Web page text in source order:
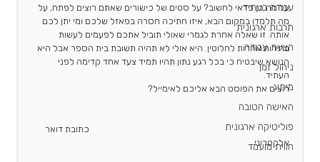
עבודה בעתיד
תרבות ארגונית
הצעת עבודה
ניהול זמן
מיתוג
האישה הטובה
פוליטיקה ארגונית
חווית מועמד
על מה כן כדאי לחשוב? על סטים של כישורים שאתם רוצים לפתח, על
מה תלמדו במקום הבא, איזו חתיכה חסרה בפאזל שלכם ומי יתן לכם
אותה. זו שאלה אחרת לגמרי שאולי תוביל אתכם לפעמים לעשות
בחירות אחרות לחלוטין. היא אולי לא תהיה תשובת בית הספר אבל היא
הנושא שיבטיח כי בכל רגע נתון תהיו תמיד צעד אחד קדימה לפני
העתיד.
רוצים את הפוסט הבא אליכם לאימייל?
							כתובת דואר
אלקטרוני